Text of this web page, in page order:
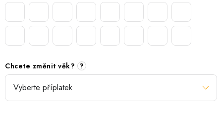
Chcete změnit věk? ?